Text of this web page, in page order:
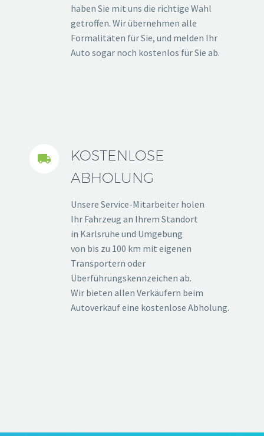
haben Sie mit uns die richtige Wahl
getroffen. Wir übernehmen alle
Formalitäten für Sie, und melden Ihr
Auto sogar noch kostenlos für Sie ab.


KOSTENLOSE
ABHOLUNG
Unsere Service-Mitarbeiter holen
Ihr Fahrzeug an Ihrem Standort
in Karlsruhe und Umgebung
von bis zu 100 km mit eigenen
Transportern oder
Überführungskennzeichen ab.
Wir bieten allen Verkäufern beim
Autoverkauf eine kostenlose Abholung.